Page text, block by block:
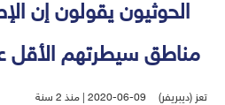
الحوثيون يقولون إن
مناطق سيطرتهم الأقل
تعز (ديبريفر) 2020-06-09 | منذ 2 سنة